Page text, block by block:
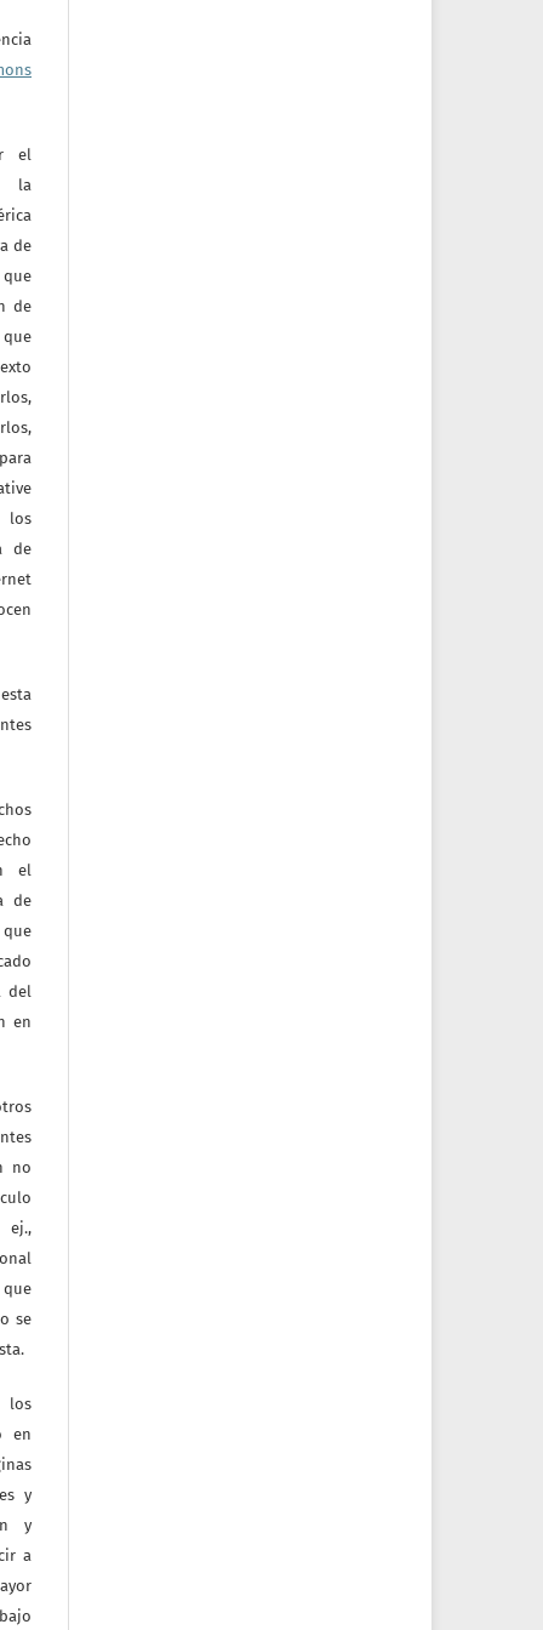
el
la
de
que
de
los
de
el
de
del
en
no
ej.,
se
los
en
y
y
a